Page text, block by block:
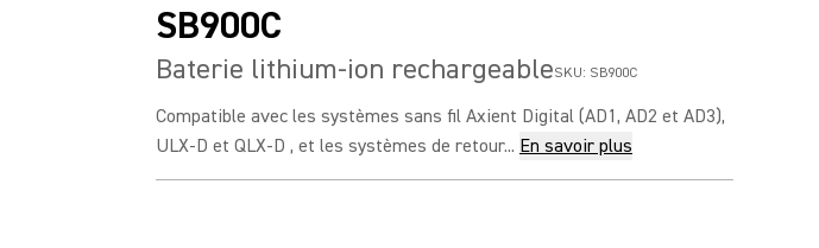
SB900C
Baterie lithium-ion rechargeableSKU: SB900C
Compatible avec les systèmes sans fil Axient Digital (AD1, AD2 et AD3),
ULX-D et QLX-D , et les systèmes de retour... En savoir plus